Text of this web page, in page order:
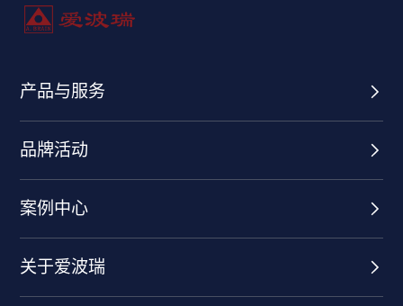
产品与服务
品牌活动
案例中心
关于爱波瑞